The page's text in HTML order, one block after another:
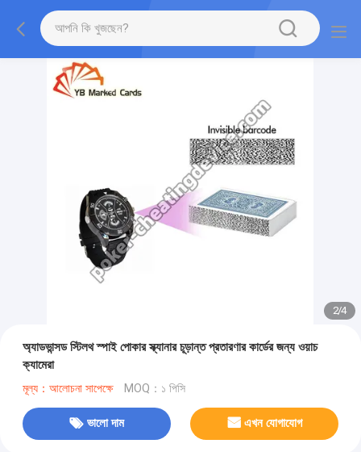
2/4
অ্যাডভান্সড স্টিলথ স্পাই পোকার স্ক্যানার চূড়ান্ত প্রতারণার কার্ডের জন্য ওয়াচ
ক্যামেরা
মূল্য：আলোচনা সাপেক্ষে MOQ：১ পিসি
ভালো দাম এখন যোগাযোগ